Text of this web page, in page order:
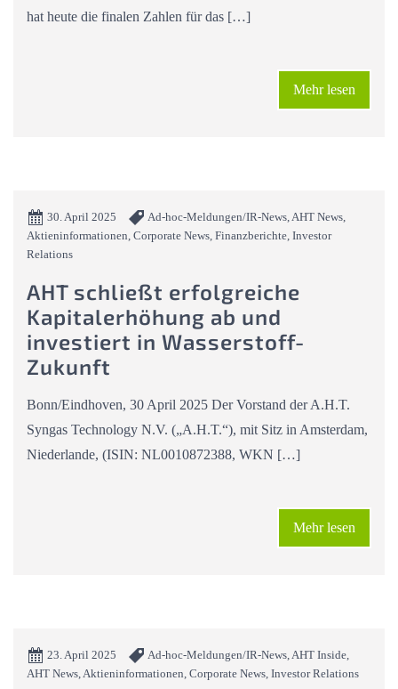
hat heute die finalen Zahlen für das […]
Mehr lesen
30. April 2025
Ad-hoc-Meldungen/IR-News, AHT News,
Aktieninformationen, Corporate News, Finanzberichte, Investor
Relations
AHT schließt erfolgreiche
Kapitalerhöhung ab und
investiert in Wasserstoff-
Zukunft
Bonn/Eindhoven, 30 April 2025 Der Vorstand der A.H.T.
Syngas Technology N.V. („A.H.T.“), mit Sitz in Amsterdam,
Niederlande, (ISIN: NL0010872388, WKN […]
Mehr lesen
23. April 2025
Ad-hoc-Meldungen/IR-News, AHT Inside,
AHT News, Aktieninformationen, Corporate News, Investor Relations